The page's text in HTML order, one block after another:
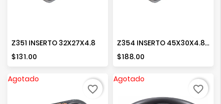
Z351 INSERTO 32X27X4.8
Precio
$131.00
Z354 INSERTO 45X30X4.8 CMS.
Precio
$188.00
Agotado
favorite_border
Agotado
favorite_border